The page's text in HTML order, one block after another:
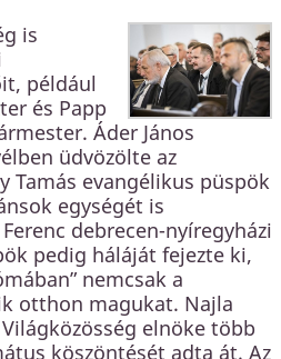
is
például
és Papp
Áder János
üdvözölte az
Tamás evangélikus püspök
egységét is
debrecen-nyíregyházi
pedig háláját fejezte ki,
nemcsak a
otthon magukat. Najla
elnöke több
köszöntését adta át. Az